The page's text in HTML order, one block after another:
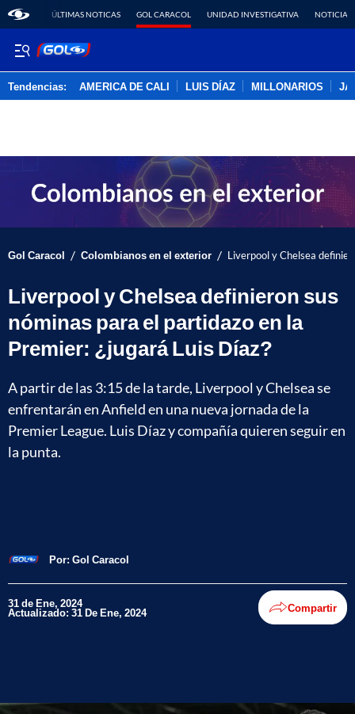
ÚLTIMAS NOTICAS GOL CARACOL UNIDAD INVESTIGATIVA NOTICIAS
Tendencias: AMERICA DE CALI LUIS DÍAZ MILLONARIOS
Gol Caracol / Colombianos en el exterior / Liverpool y Chelsea
Liverpool y Chelsea definieron sus
nóminas para el partidazo en la
Premier: ¿jugará Luis Díaz?
A partir de las 3:15 de la tarde, Liverpool y Chelsea se
enfrentarán en Anfield en una nueva jornada de la
Premier League. Luis Díaz y compañía quieren seguir en
la punta.
Por: Gol Caracol
31 de Ene, 2024
Actualizado: 31 De Ene, 2024 Compartir